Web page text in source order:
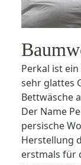
Perkal ist
sehr glattes
Bettwäsche
Der Name
persische
Herstellung
erstmals für